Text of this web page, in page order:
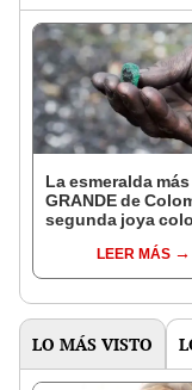
La esmeralda más
GRANDE de
segunda joya
qué lugar puede
encontrarse
LEER MÁS
LO MÁS VISTO